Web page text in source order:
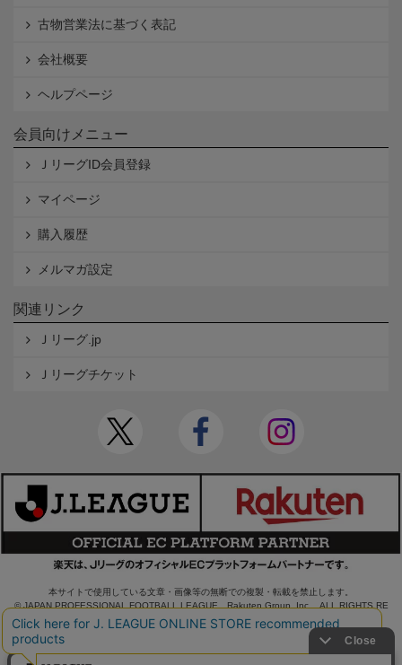
古物営業法に基づく表記
会社概要
ヘルプページ
会員向けメニュー
ＪリーグID会員登録
マイページ
購入履歴
メルマガ設定
関連リンク
Ｊリーグ.jp
Ｊリーグチケット
本サイトで使用している文章・画像等の無断での複製・転載を禁止します。
© JAPAN PROFESSIONAL FOOTBALL LEAGUE Rakuten Group, Inc. ALL RIGHTS RE
SERVED.